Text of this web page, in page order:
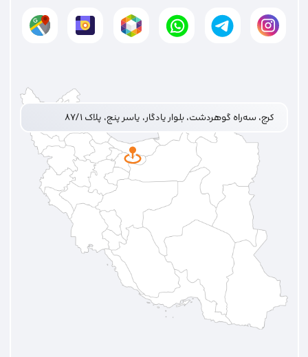
کرج، سه‌راه گوهردشت، بلوار یادگار، یاسر پنج، پلاک ۸۷/۱